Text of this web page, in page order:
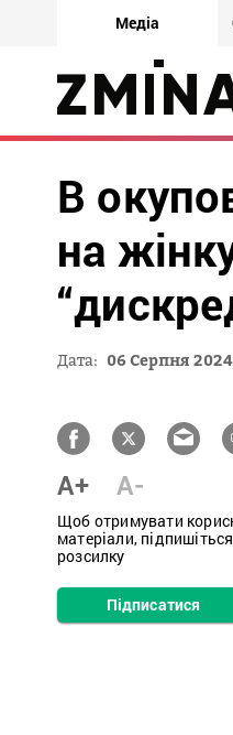
Медіа
В
на
Дата: 06 Серпня 2024
A+ A-
Щоб отримувати
матеріали,
розсилку
Підписатися